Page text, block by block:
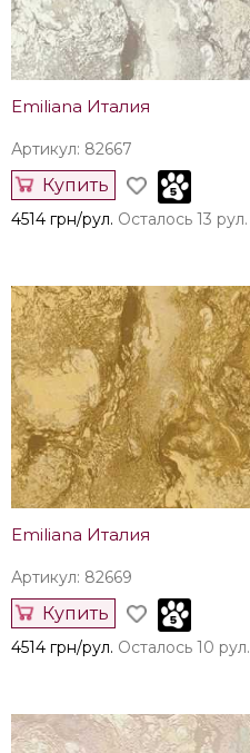
Emiliana Италия
Артикул: 82667
Купить
4514 грн/рул. Осталось 13 рул.
Emiliana Италия
Артикул: 82669
Купить
4514 грн/рул. Осталось 10 рул.